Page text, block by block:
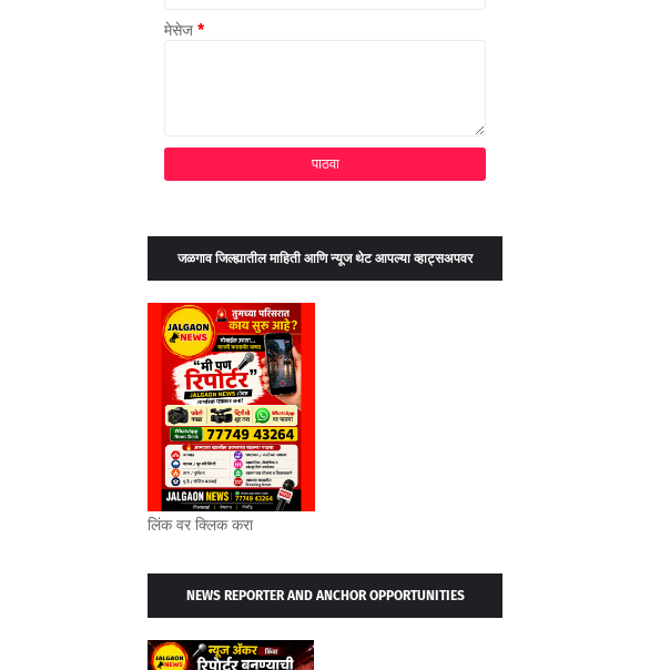
मेसेज *
जळगाव जिल्ह्यातील माहिती आणि न्यूज थेट आपल्या व्हाट्सअपवर
लिंक वर क्लिक करा
NEWS REPORTER AND ANCHOR OPPORTUNITIES